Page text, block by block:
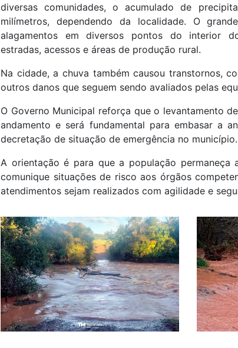
diversas comunidades, o acumulado de
milímetros, dependendo da localidade. O
alagamentos em diversos pontos do interior
estradas, acessos e áreas de produção rural.
Na cidade, a chuva também causou transtornos,
outros danos que seguem sendo avaliados pelas
O Governo Municipal reforça que o levantamento
andamento e será fundamental para embasar a
decretação de situação de emergência no município.
A orientação é para que a população permaneça
comunique situações de risco aos órgãos
atendimentos sejam realizados com agilidade e